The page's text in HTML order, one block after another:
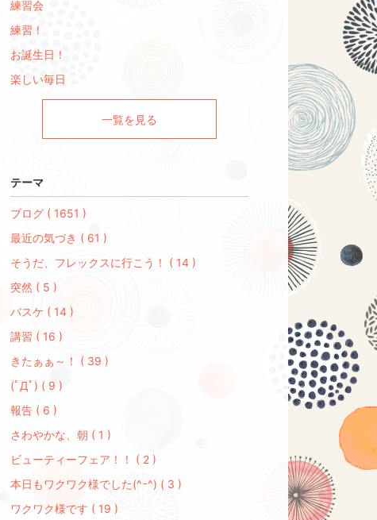
練習会
練習！
お誕生日！
楽しい毎日
一覧を見る
テーマ
ブログ ( 1651 )
最近の気づき ( 61 )
そうだ、フレックスに行こう！ ( 14 )
突然 ( 5 )
バスケ ( 14 )
講習 ( 16 )
きたぁぁ～！ ( 39 )
(ﾟДﾟ) ( 9 )
報告 ( 6 )
さわやかな、朝 ( 1 )
ビューティーフェア！！ ( 2 )
本日もワクワク様でした(^ｰ^) ( 3 )
ワクワク様です ( 19 )